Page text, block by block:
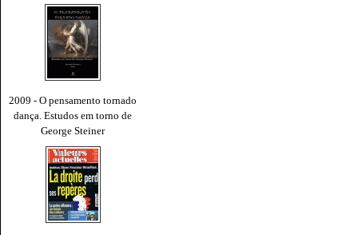
2009 - O pensamento tornado
dança. Estudos em torno de
George Steiner